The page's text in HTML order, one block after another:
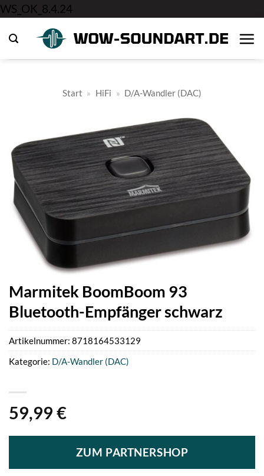
WS_OK_8.4.24
springen
Start » HiFi » D/A-Wandler (DAC)
Marmitek BoomBoom 93
Bluetooth-Empfänger schwarz
59,99 €
ZUM PARTNERSHOP
Artikelnummer: 8718164533129
Kategorie: D/A-Wandler (DAC)